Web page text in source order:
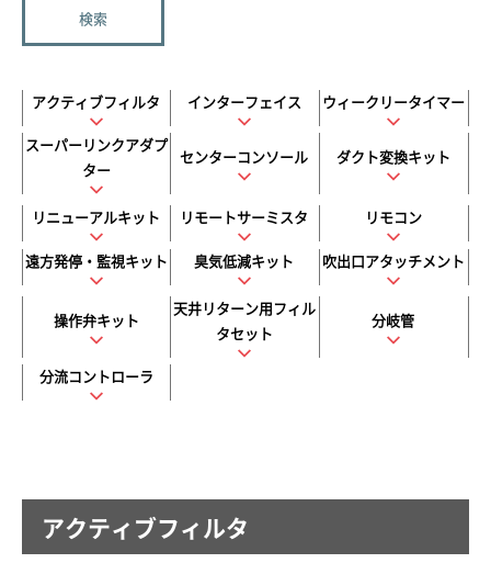
アクティブフィルタ インターフェイス ウィークリータイマー
スーパーリンクアダプ
ター
センターコンソール ダクト変換キット
リニューアルキット リモートサーミスタ リモコン
遠方発停・監視キット 臭気低減キット 吹出口アタッチメント
操作弁キット
天井リターン用フィル
タセット
分岐管
分流コントローラ
アクティブフィルタ